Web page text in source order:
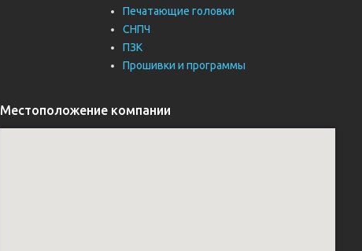
Печатающие головки
СНПЧ
ПЗК
Прошивки и программы
Местоположение компании